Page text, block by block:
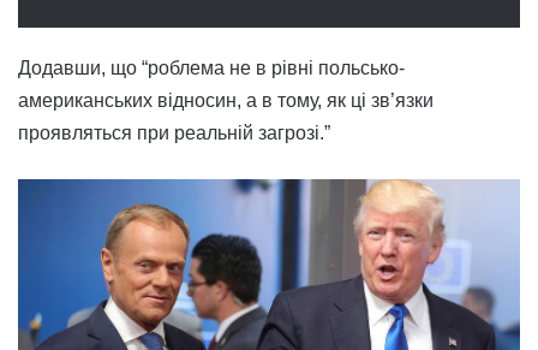
Додавши, що “роблема не в рівні польсько-
американських відносин, а в тому, як ці зв’язки
проявляться при реальній загрозі.”